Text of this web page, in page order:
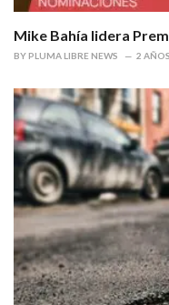
Mike Bahía lidera
BY PLUMA LIBRE NEWS 2